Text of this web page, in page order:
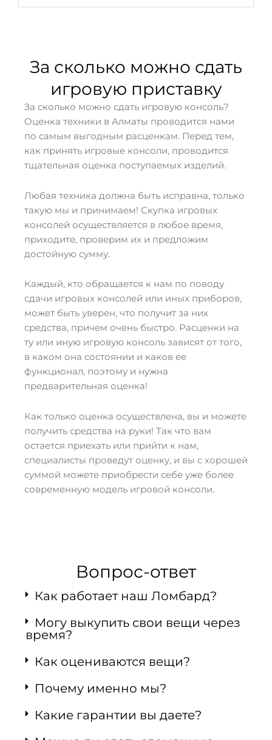
За сколько можно сдать
игровую приставку
За сколько можно сдать игровую консоль?
Оценка техники в Алматы проводится нами
по самым выгодным расценкам. Перед тем,
как принять игровые консоли, проводится
тщательная оценка поступаемых изделий.
Любая техника должна быть исправна, только
такую мы и принимаем! Скупка игровых
консолей осуществляется в любое время,
приходите, проверим их и предложим
достойную сумму.
Каждый, кто обращается к нам по поводу
сдачи игровых консолей или иных приборов,
может быть уверен, что получит за них
средства, причем очень быстро. Расценки на
ту или иную игровую консоль зависят от того,
в каком она состоянии и каков ее
функционал, поэтому и нужна
предварительная оценка!
Как только оценка осуществлена, вы и можете
получить средства на руки! Так что вам
остается приехать или прийти к нам,
специалисты проведут оценку, и вы с хорошей
суммой можете приобрести себе уже более
современную модель игровой консоли.
Вопрос-ответ
Как работает наш Ломбард?
Могу выкупить свои вещи через
время?
Как оцениваются вещи?
Почему именно мы?
Какие гарантии вы даете?